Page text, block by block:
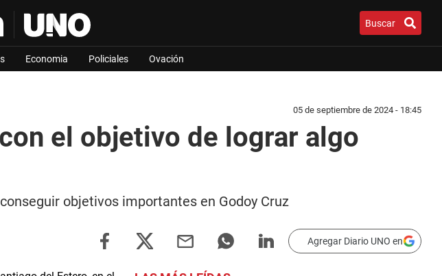
Buscar
Economia Policiales Ovación
05 de septiembre de 2024 - 18:45
el objetivo de lograr algo
objetivos importantes en Godoy Cruz
Agregar Diario UNO en